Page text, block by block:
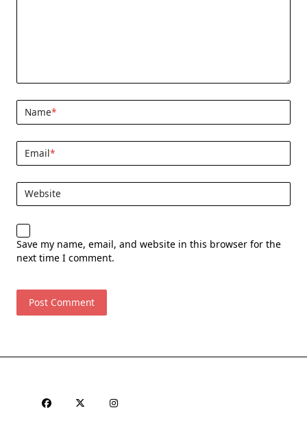
Name*
Email*
Website
Save my name, email, and website in this browser for the
next time I comment.